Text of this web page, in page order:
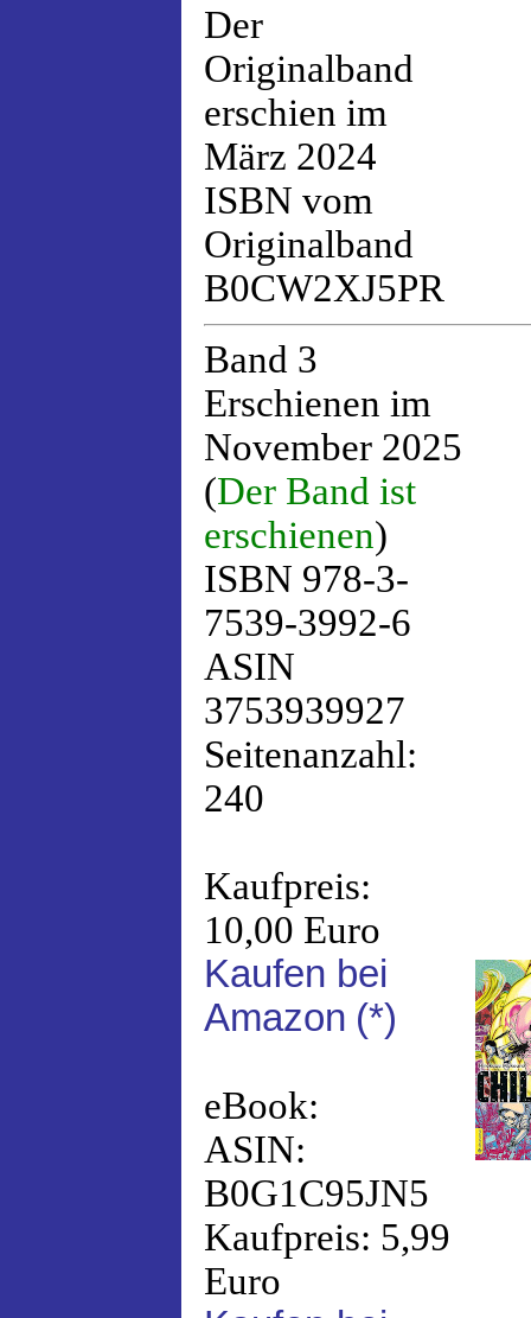
Der
Originalband
erschien im
März 2024
ISBN vom
Originalband
B0CW2XJ5PR
Band 3
Erschienen im
November 2025
(Der Band ist
erschienen)
ISBN 978-3-
7539-3992-6
ASIN
3753939927
Seitenanzahl:
240
Kaufpreis:
10,00 Euro
Kaufen bei
Amazon (*)
eBook:
ASIN:
B0G1C95JN5
Kaufpreis: 5,99
Euro